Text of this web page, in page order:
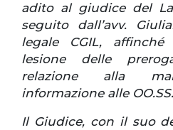
adito al giudice del
seguito dall’avv.
legale CGIL,
lesione delle
relazione alla
informazione alle
Il Giudice, con il suo